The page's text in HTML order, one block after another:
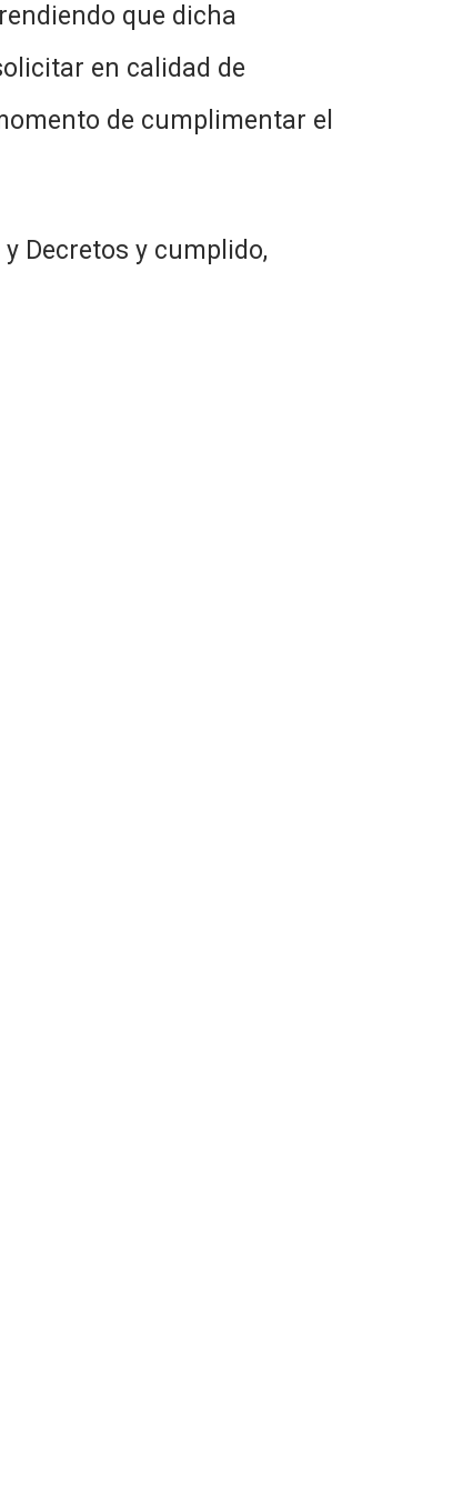
que dicha
en calidad de
de cumplimentar el
Decretos y cumplido,